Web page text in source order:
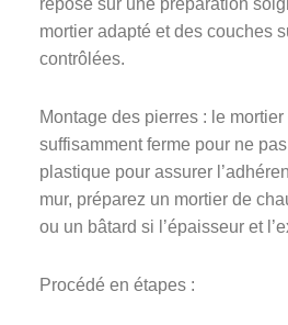
mortier adapté et des couches
contrôlées.
Montage des pierres : le mortier
suffisamment ferme pour ne
plastique pour assurer
mur, préparez un mortier de
ou un bâtard si l’épaisseur et
Procédé en étapes :